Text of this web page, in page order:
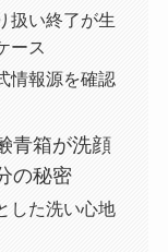
扱い終了が生
ース
情報源を確認
青箱が洗顔
の秘密
した洗い心地